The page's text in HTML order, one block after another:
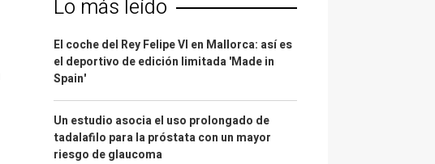
Lo más leído
El coche del Rey Felipe VI en Mallorca: así es
el deportivo de edición limitada 'Made in
Spain'
Un estudio asocia el uso prolongado de
tadalafilo para la próstata con un mayor
riesgo de glaucoma